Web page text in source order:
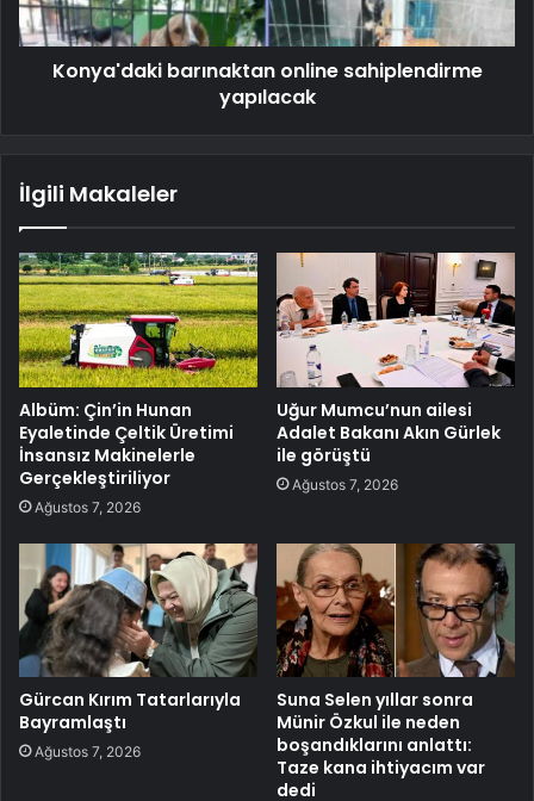
Konya'daki barınaktan online sahiplendirme
yapılacak
İlgili Makaleler
Albüm: Çin’in Hunan
Eyaletinde Çeltik Üretimi
İnsansız Makinelerle
Gerçekleştiriliyor
Ağustos 7, 2026
Uğur Mumcu’nun ailesi
Adalet Bakanı Akın Gürlek
ile görüştü
Ağustos 7, 2026
Gürcan Kırım Tatarlarıyla
Bayramlaştı
Ağustos 7, 2026
Suna Selen yıllar sonra
Münir Özkul ile neden
boşandıklarını anlattı:
Taze kana ihtiyacım var
dedi